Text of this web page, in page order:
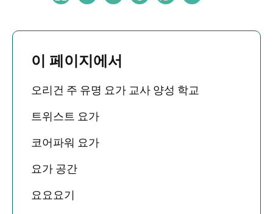
이 페이지에서
오리건 주 유명 요가 교사 양성 학교
트위스트 요가
코어파워 요가
요가 공간
요요요기